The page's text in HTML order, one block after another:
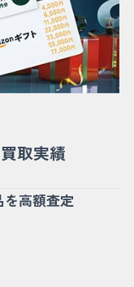
取実績
を高額査定